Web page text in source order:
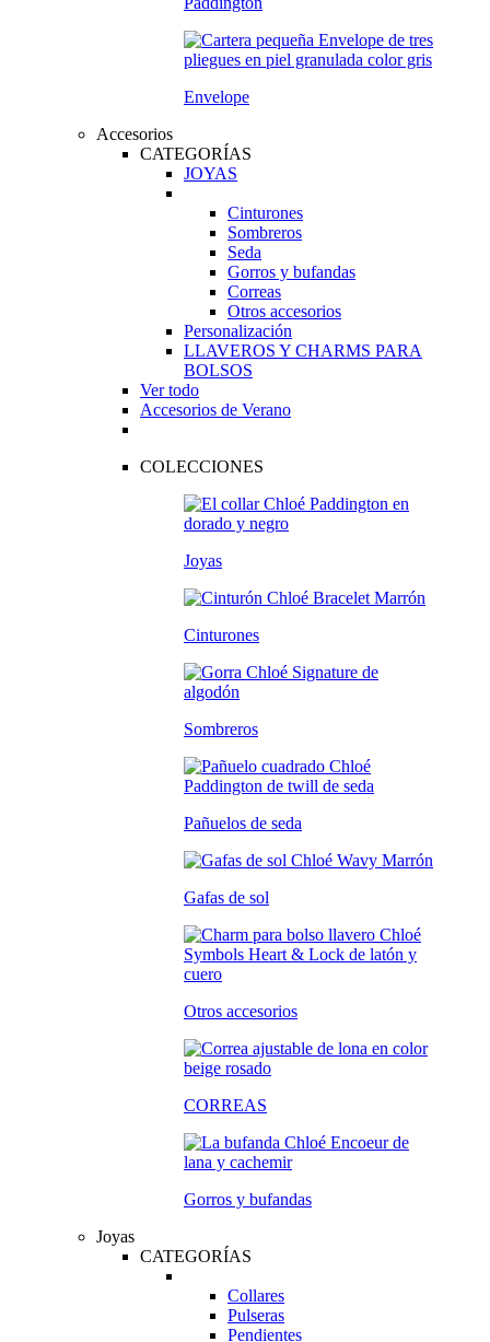
Envelope
Accesorios
CATEGORÍAS
JOYAS
Cinturones
Sombreros
Seda
Gorros y bufandas
Correas
Otros accesorios
Personalización
LLAVEROS Y CHARMS PARA
BOLSOS
Ver todo
Accesorios de Verano
COLECCIONES
Joyas
Cinturones
Sombreros
Pañuelos de seda
Gafas de sol
Otros accesorios
CORREAS
Gorros y bufandas
Joyas
CATEGORÍAS
Collares
Pulseras
Pendientes